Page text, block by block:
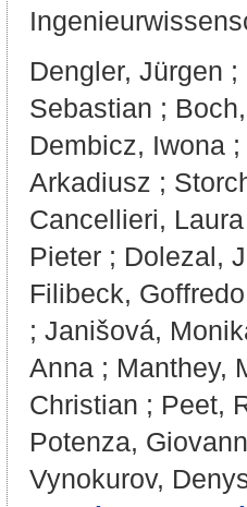
Dengler, Jürgen ;
Sebastian ;
Dembicz, Iwona ;
Arkadiusz ;
Cancellieri, Laura
Pieter ; Dolezal,
Filibeck, Goffredo
; Janišová,
Anna ; Manthey,
Christian ; Peet,
Potenza,
Vynokurov,